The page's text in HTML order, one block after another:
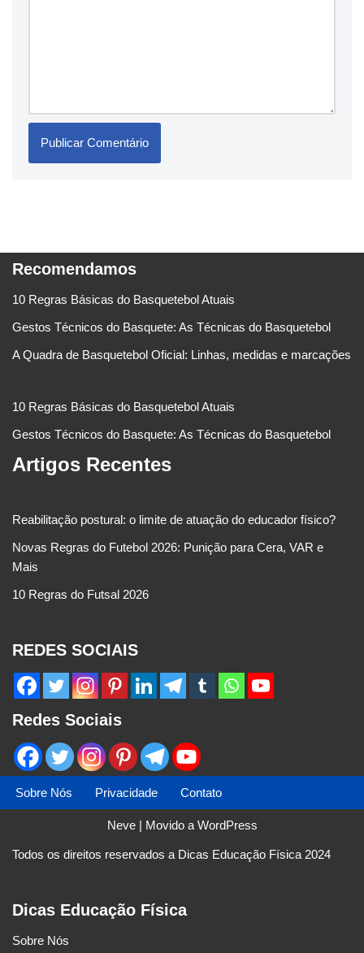
Recomendamos
10 Regras Básicas do Basquetebol Atuais
Gestos Técnicos do Basquete: As Técnicas do Basquetebol
A Quadra de Basquetebol Oficial: Linhas, medidas e marcações
10 Regras Básicas do Basquetebol Atuais
Gestos Técnicos do Basquete: As Técnicas do Basquetebol
Artigos Recentes
Reabilitação postural: o limite de atuação do educador físico?
Novas Regras do Futebol 2026: Punição para Cera, VAR e
Mais
10 Regras do Futsal 2026
REDES SOCIAIS
Redes Sociais
Sobre Nós Privacidade Contato
Neve| Movido a WordPress
Todos os direitos reservados a Dicas Educação Física 2024
Dicas Educação Física
Sobre Nós